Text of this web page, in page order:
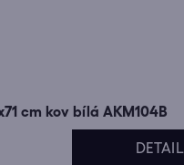
cm kov bílá AKM104B
DETAIL